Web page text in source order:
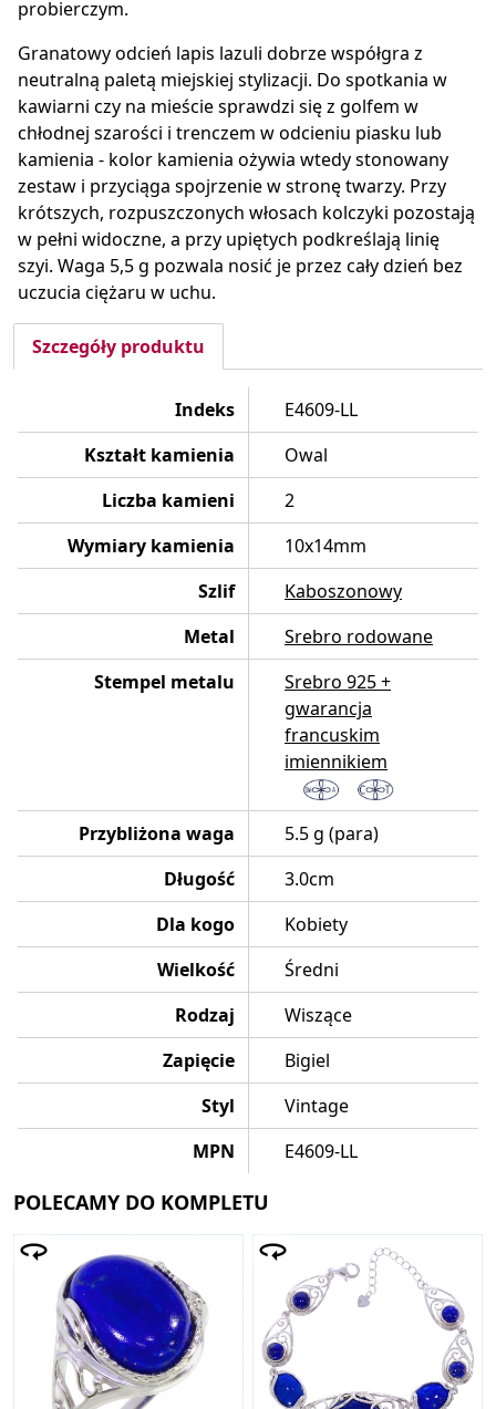
probierczym.
Granatowy odcień lapis lazuli dobrze współgra z
neutralną paletą miejskiej stylizacji. Do spotkania w
kawiarni czy na mieście sprawdzi się z golfem w
chłodnej szarości i trenczem w odcieniu piasku lub
kamienia - kolor kamienia ożywia wtedy stonowany
zestaw i przyciąga spojrzenie w stronę twarzy. Przy
krótszych, rozpuszczonych włosach kolczyki pozostają
w pełni widoczne, a przy upiętych podkreślają linię
szyi. Waga 5,5 g pozwala nosić je przez cały dzień bez
uczucia ciężaru w uchu.
Szczegóły produktu
Indeks
E4609-LL
Kształt kamienia
Owal
Liczba kamieni
2
Wymiary kamienia
10x14mm
Szlif
Kaboszonowy
Metal
Srebro rodowane
Stempel metalu
Srebro 925 +
gwarancja
francuskim
imiennikiem
Przybliżona waga
5.5 g (para)
Długość
3.0cm
Dla kogo
Kobiety
Wielkość
Średni
Rodzaj
Wiszące
Zapięcie
Bigiel
Styl
Vintage
MPN
E4609-LL
POLECAMY DO KOMPLETU